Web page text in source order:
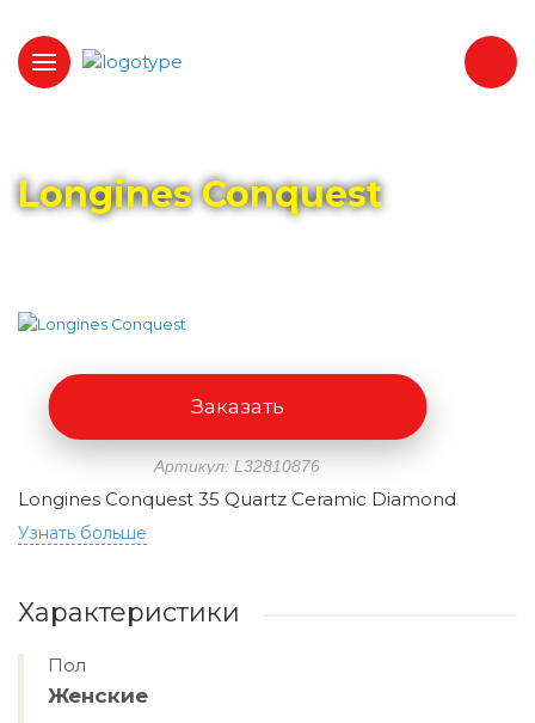
Longines Conquest
Артикул: L32810876
Longines Conquest 35 Quartz Ceramic Diamond
Узнать больше
Заказать
Характеристики
Пол
Женские